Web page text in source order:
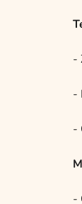
-
-
-
-